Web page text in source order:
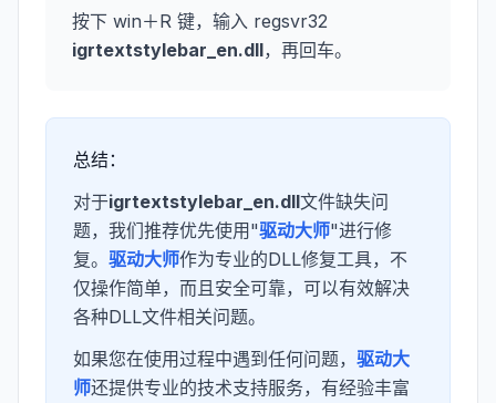
按下 win＋R 键，输入 regsvr32
igrtextstylebar_en.dll，再回车。
总结：
对于igrtextstylebar_en.dll文件缺失问
题，我们推荐优先使用"驱动大师"进行修
复。 驱动大师作为专业的DLL修复工具，不
仅操作简单，而且安全可靠，可以有效解决
各种DLL文件相关问题。
如果您在使用过程中遇到任何问题， 驱动大
师还提供专业的技术支持服务，有经验丰富